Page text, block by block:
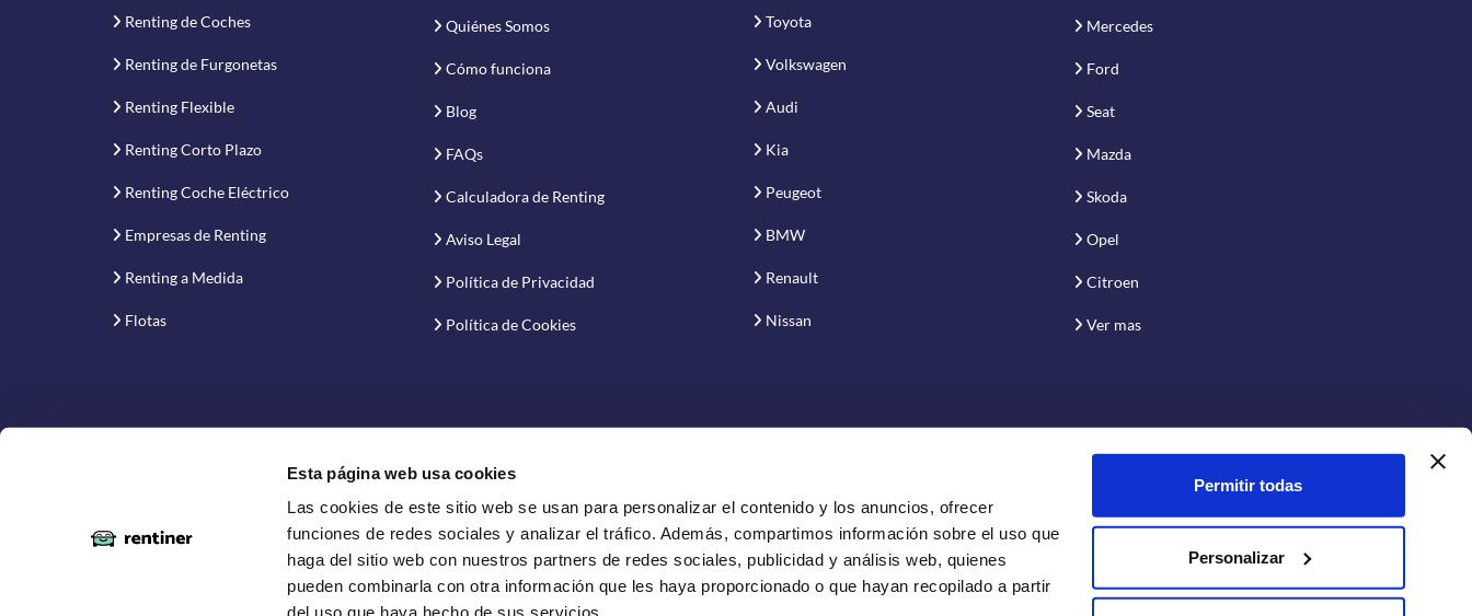
Esta página web usa cookies
Las cookies de este sitio web se usan para personalizar el contenido y los anuncios, ofrecer
funciones de redes sociales y analizar el tráfico. Además, compartimos información sobre el uso que
haga del sitio web con nuestros partners de redes sociales, publicidad y análisis web, quienes
pueden combinarla con otra información que les haya proporcionado o que hayan recopilado a partir
del uso que haya hecho de sus servicios.
Permitir todas
Personalizar
Renting de Coches
Renting de Furgonetas
Renting Flexible
Renting Corto Plazo
Renting Coche Eléctrico
Empresas de Renting
Renting a Medida
Flotas
Quiénes Somos
Cómo funciona
Blog
FAQs
Calculadora de Renting
Aviso Legal
Política de Privacidad
Política de Cookies
Toyota
Volkswagen
Audi
Kia
Peugeot
BMW
Renault
Nissan
Mercedes
Ford
Seat
Mazda
Skoda
Opel
Citroen
Ver mas
Conecta con nosotros:
Proyecto financiado por la Empresa Nacional de Innovación S.A.